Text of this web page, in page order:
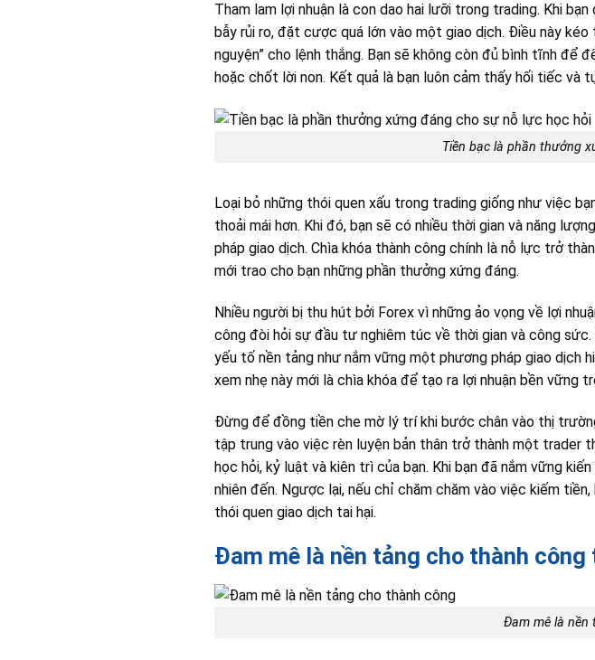
Tham lam lợi nhuận là con dao hai lưỡi trong trading. Khi
bẫy rủi ro, đặt cược quá lớn vào một giao dịch. Điều này
nguyện” cho lệnh thắng. Bạn sẽ không còn đủ bình tĩnh để
hoặc chốt lời non. Kết quả là bạn luôn cảm thấy hối tiếc và
Tiền bạc là phần thưởng
Loại bỏ những thói quen xấu trong trading giống như việc
thoải mái hơn. Khi đó, bạn sẽ có nhiều thời gian và năng
pháp giao dịch. Chìa khóa thành công chính là nỗ lực trở
mới trao cho bạn những phần thưởng xứng đáng.
Nhiều người bị thu hút bởi Forex vì những ảo vọng về lợi
công đòi hỏi sự đầu tư nghiêm túc về thời gian và công
yếu tố nền tảng như nắm vững một phương pháp giao dịch
xem nhẹ này mới là chìa khóa để tạo ra lợi nhuận bền vững
Đừng để đồng tiền che mờ lý trí khi bước chân vào thị
tập trung vào việc rèn luyện bản thân trở thành một trader
học hỏi, kỷ luật và kiên trì của bạn. Khi bạn đã nắm vững
nhiên đến. Ngược lại, nếu chỉ chăm chăm vào việc kiếm
thói quen giao dịch tai hại.
Đam mê là nền tảng cho thành
Đam mê là nền